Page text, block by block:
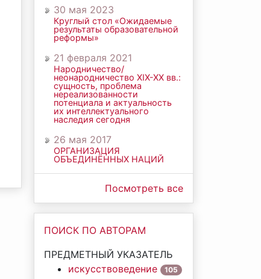
30 мая 2023
Круглый стол «Ожидаемые
результаты образовательной
реформы»
21 февраля 2021
Народничество/
неонародничество ХIХ-ХХ вв.:
сущность, проблема
нереализованности
потенциала и актуальность
их интеллектуального
наследия сегодня
26 мая 2017
ОРГАНИЗАЦИЯ
ОБЪЕДИНЁННЫХ НАЦИЙ
Посмотреть все
ПОИСК ПО АВТОРАМ
ПРЕДМЕТНЫЙ УКАЗАТЕЛЬ
искусствоведение
105